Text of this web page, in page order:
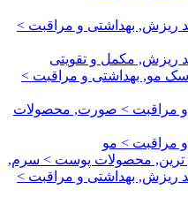
ریزش, بهداشتی و مراقبت >
ریزش, مکمل و تقویتی
مو, بهداشتی و مراقبت >
و مراقبت > صورت, محصولات
مراقبت > مو
ترین, محصولات پوست > سرم,
ریزش, بهداشتی و مراقبت >